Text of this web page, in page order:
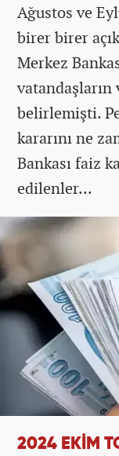
Ağustos ve
birer birer
Merkez
vatandaşların
belirlemişti.
kararını ne
Bankası faiz
edilenler...
2024 EKİM